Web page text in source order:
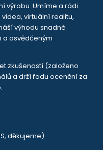
výrobu. Umíme a rádi
virtuální realitu,
výhodu snadné
a osvědčeným
zkušeností (založeno
a drží řadu ocenění za
děkujeme)